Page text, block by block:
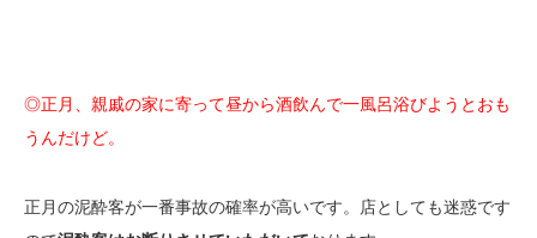
◎正月、親戚の家に寄って昼から酒飲んで一風呂浴びようとおも
うんだけど。
正月の泥酔客が一番事故の確率が高いです。店としても迷惑です